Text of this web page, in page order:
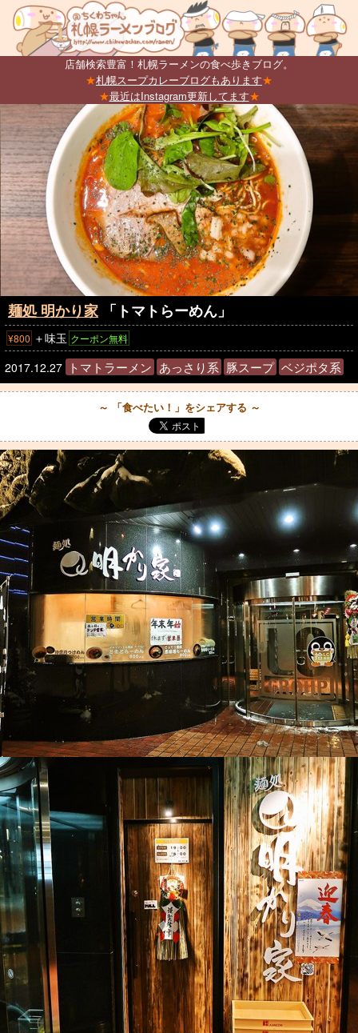
店舗検索豊富！札幌ラーメンの食べ歩きブログ。
★札幌スープカレーブログもあります★
★最近はInstagram更新してます★
麺処 明かり家 「トマトらーめん」
¥800 ＋味玉 クーポン無料
2017.12.27 トマトラーメン あっさり系 豚スープ ベジポタ系
～ 「食べたい！」をシェアする ～